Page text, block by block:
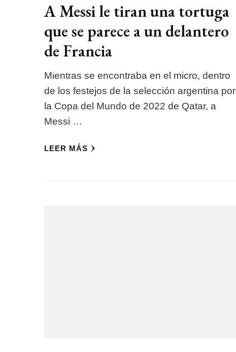
A Messi le tiran una tortuga
que se parece a un delantero
de Francia
Mientras se encontraba en el micro, dentro
de los festejos de la selección argentina por
la Copa del Mundo de 2022 de Qatar, a
Messi …
LEER MÁS